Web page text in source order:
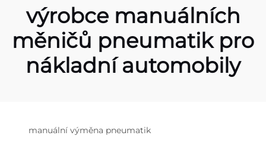
výrobce manuálních
měničů pneumatik pro
nákladní automobily
manuální výměna pneumatik